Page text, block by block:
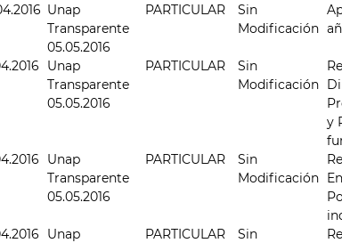
Unap
Transparente
05.05.2016
PARTICULAR
Sin
Modificación
Unap
Transparente
05.05.2016
PARTICULAR
Sin
Modificación
y
Unap
Transparente
05.05.2016
PARTICULAR
Sin
Modificación
Unap
PARTICULAR
Sin